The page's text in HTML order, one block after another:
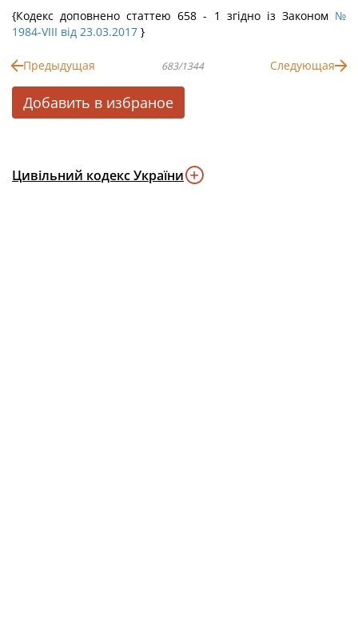
{Кодекс доповнено статтею 658 - 1 згідно із Законом №
1984-VIII від 23.03.2017 }
Предыдущая 683/1344 Следующая
Добавить в избраное
Цивільний кодекс України